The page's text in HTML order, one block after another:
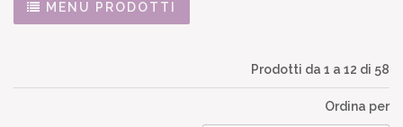
MENU PRODOTTI
Prodotti da 1 a 12 di 58
Ordina per